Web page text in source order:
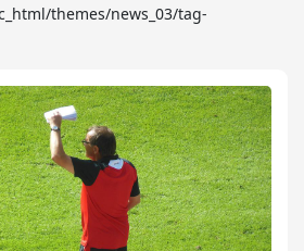
themes/news_03/tag-